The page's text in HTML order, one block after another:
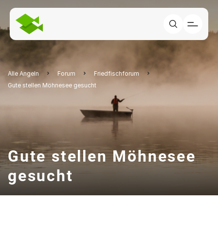
Alle Angeln Forum
Friedfischforum
Gute stellen Möhnesee gesucht
Gute stellen Möhnesee
gesucht